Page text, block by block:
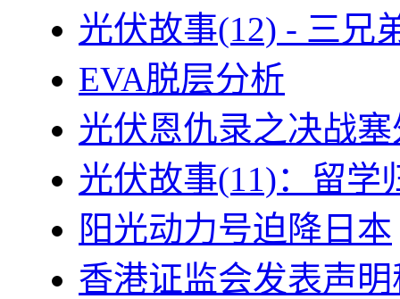
光伏故事(12) - 三兄
EVA脱层分析
光伏恩仇录之决战
光伏故事(11)：留学
阳光动力号迫降日本
香港证监会发表声